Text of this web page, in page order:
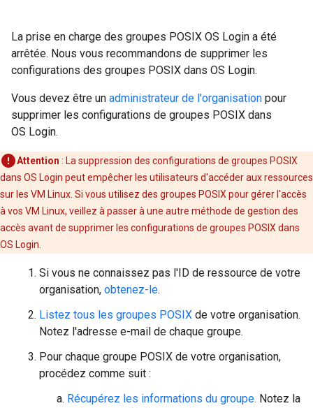
La prise en charge des groupes POSIX OS Login a été
arrêtée. Nous vous recommandons de supprimer les
configurations des groupes POSIX dans OS Login.
Vous devez être un administrateur de l'organisation pour
supprimer les configurations de groupes POSIX dans
OS Login.
Attention : La suppression des configurations de groupes POSIX
dans OS Login peut empêcher les utilisateurs d'accéder aux ressources
sur les VM Linux. Si vous utilisez des groupes POSIX pour gérer l'accès
à vos VM Linux, veillez à passer à une autre méthode de gestion des
accès avant de supprimer les configurations de groupes POSIX dans
OS Login.
Si vous ne connaissez pas l'ID de ressource de votre
organisation, obtenez-le.
Listez tous les groupes POSIX de votre organisation.
Notez l'adresse e-mail de chaque groupe.
Pour chaque groupe POSIX de votre organisation,
procédez comme suit :
Récupérez les informations du groupe. Notez la